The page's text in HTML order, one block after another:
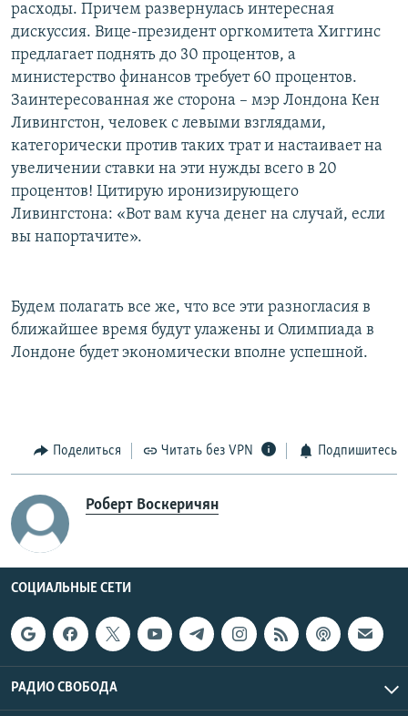
расходы. Причем развернулась интересная
дискуссия. Вице-президент оргкомитета Хиггинс
предлагает поднять до 30 процентов, а
министерство финансов требует 60 процентов.
Заинтересованная же сторона – мэр Лондона Кен
Ливингстон, человек с левыми взглядами,
категорически против таких трат и настаивает на
увеличении ставки на эти нужды всего в 20
процентов! Цитирую иронизирующего
Ливингстона: «Вот вам куча денег на случай, если
вы напортачите».
Будем полагать все же, что все эти разногласия в
ближайшее время будут улажены и Олимпиада в
Лондоне будет экономически вполне успешной.
Поделиться Читать без VPN Подпишитесь
Роберт Воскеричян
СОЦИАЛЬНЫЕ СЕТИ
РАДИО СВОБОДА